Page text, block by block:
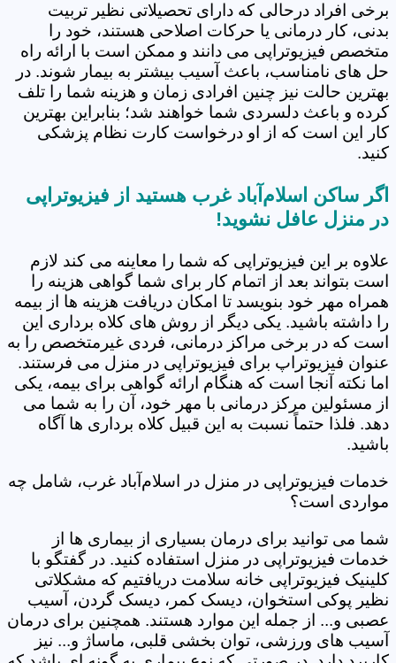
برخی افراد درحالی که دارای تحصیلاتی نظیر تربیت
بدنی، کار درمانی یا حرکات اصلاحی هستند، خود را
متخصص فیزیوتراپی می دانند و ممکن است با ارائه راه
حل های نامناسب، باعث آسیب بیشتر به بیمار شوند. در
بهترین حالت نیز چنین افرادی زمان و هزینه شما را تلف
کرده و باعث دلسردی شما خواهند شد؛ بنابراین بهترین
کار این است که از او درخواست کارت نظام پزشکی
کنید.
اگر ساکن اسلام‌آباد غرب هستید از فیزیوتراپی
در منزل عافل نشوید!
علاوه بر این فیزیوتراپی که شما را معاینه می کند لازم
است بتواند بعد از اتمام کار برای شما گواهی هزینه را
همراه مهر خود بنویسد تا امکان دریافت هزینه ها از بیمه
را داشته باشید. یکی دیگر از روش های کلاه برداری این
است که در برخی مراکز درمانی، فردی غیرمتخصص را به
عنوان فیزیوتراپ برای فیزیوتراپی در منزل می فرستند.
اما نکته آنجا است که هنگام ارائه گواهی برای بیمه، یکی
از مسئولین مرکز درمانی با مهر خود، آن را به شما می
دهد. فلذا حتماً نسبت به این قبیل کلاه برداری ها آگاه
باشید.
خدمات فیزیوتراپی در منزل در اسلام‌آباد غرب، شامل چه
مواردی است؟
شما می توانید برای درمان بسیاری از بیماری ها از
خدمات فیزیوتراپی در منزل استفاده کنید. در گفتگو با
کلینیک فیزیوتراپی خانه سلامت دریافتیم که مشکلاتی
نظیر پوکی استخوان، دیسک کمر، دیسک گردن، آسیب
عصبی و... از جمله این موارد هستند. همچنین برای درمان
آسیب های ورزشی، توان بخشی قلبی، ماساژ و... نیز